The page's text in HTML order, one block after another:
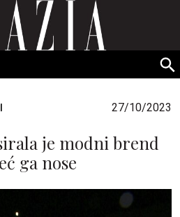
GRAZIA Srbija
27/10/2023
je modni brend
ga nose